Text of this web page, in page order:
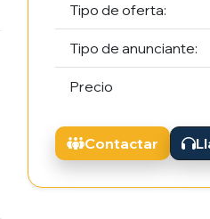
Tipo de oferta:
Tipo de anunciante:
Precio
Contactar